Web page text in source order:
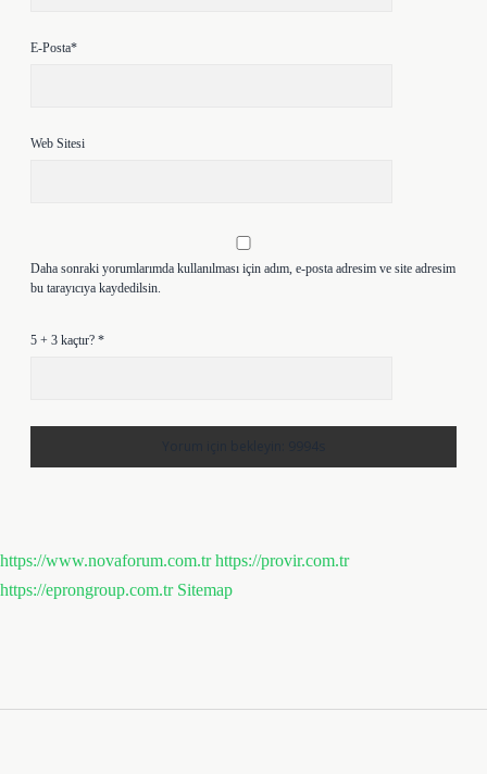
E-Posta*
Web Sitesi
Daha sonraki yorumlarımda kullanılması için adım, e-posta adresim ve site adresim
bu tarayıcıya kaydedilsin.
5 + 3 kaçtır? *
https://www.novaforum.com.tr https://provir.com.tr
https://eprongroup.com.tr Sitemap